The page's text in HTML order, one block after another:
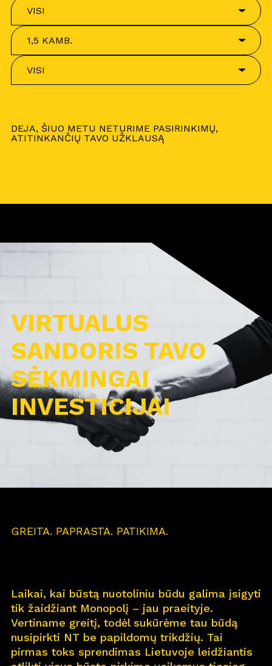
VISI
1,5 KAMB.
VISI
DEJA, ŠIUO METU NETURIME PASIRINKIMŲ,
ATITINKANČIŲ TAVO UŽKLAUSĄ
VIRTUALUS
SANDORIS TAVO
SĖKMINGAI
INVESTICIJAI
GREITA. PAPRASTA. PATIKIMA.
Laikai, kai būstą nuotoliniu būdu galima įsigyti
tik žaidžiant Monopolį – jau praeityje.
Vertiname greitį, todėl sukūrėme tau būdą
nusipirkti NT be papildomų trikdžių. Tai
pirmas toks sprendimas Lietuvoje leidžiantis